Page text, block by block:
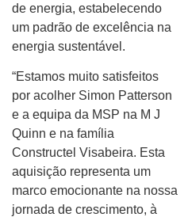
de energia, estabelecendo
um padrão de excelência na
energia sustentável.
“Estamos muito satisfeitos
por acolher Simon Patterson
e a equipa da MSP na M J
Quinn e na família
Constructel Visabeira. Esta
aquisição representa um
marco emocionante na nossa
jornada de crescimento, à